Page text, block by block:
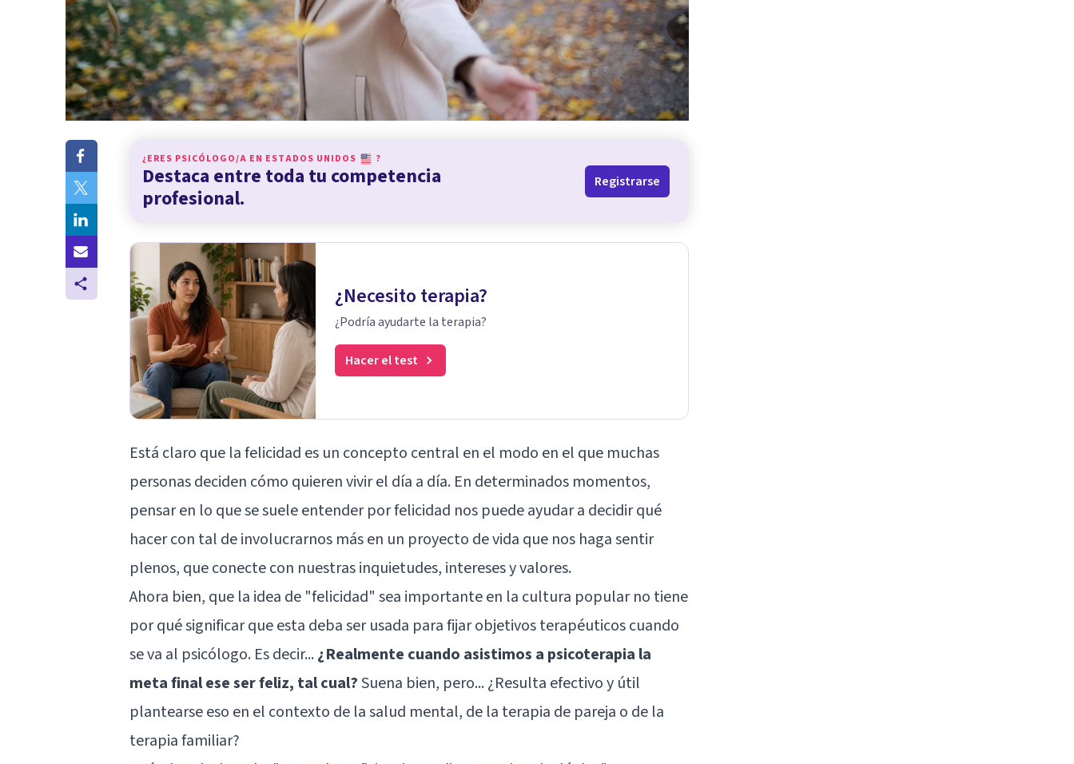
¿ERES PSICÓLOGO/A EN ESTADOS UNIDOS ?
Destaca entre toda tu competencia
profesional.
Registrarse
¿Necesito terapia?
¿Podría ayudarte la terapia?
Hacer el test
Está claro que la felicidad es un concepto central en el modo en el que muchas
personas deciden cómo quieren vivir el día a día. En determinados momentos,
pensar en lo que se suele entender por felicidad nos puede ayudar a decidir qué
hacer con tal de involucrarnos más en un proyecto de vida que nos haga sentir
plenos, que conecte con nuestras inquietudes, intereses y valores.
Ahora bien, que la idea de "felicidad" sea importante en la cultura popular no tiene
por qué significar que esta deba ser usada para fijar objetivos terapéuticos cuando
se va al psicólogo. Es decir...¿Realmente cuando asistimos a psicoterapia la
meta final ese ser feliz, tal cual?Suena bien, pero... ¿Resulta efectivo y útil
plantearse eso en el contexto de la salud mental, de la terapia de pareja o de la
terapia familiar?